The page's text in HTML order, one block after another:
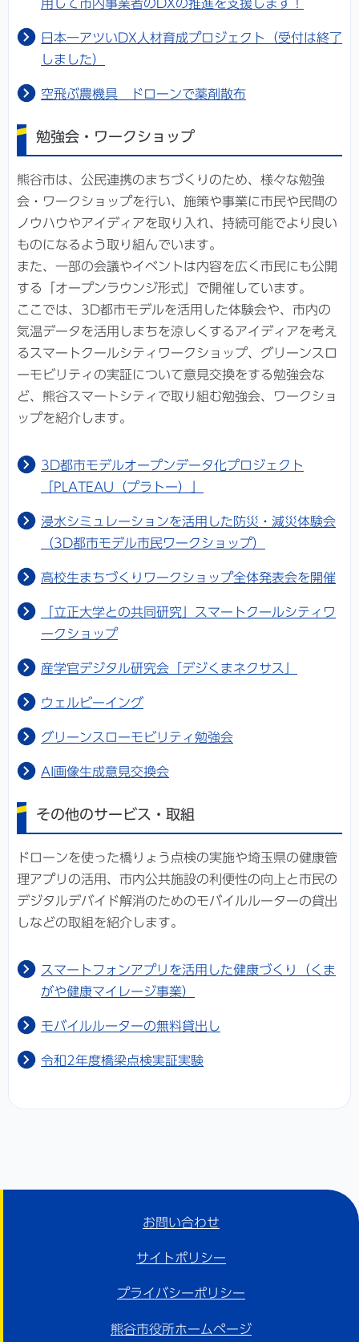
用して市内事業者のDXの推進を支援します！
日本一アツいDX人材育成プロジェクト（受付は終了
しました）
空飛ぶ農機具 ドローンで薬剤散布
勉強会・ワークショップ
熊谷市は、公民連携のまちづくりのため、様々な勉強
会・ワークショップを行い、施策や事業に市民や民間の
ノウハウやアイディアを取り入れ、持続可能でより良い
ものになるよう取り組んでいます。
また、一部の会議やイベントは内容を広く市民にも公開
する「オープンラウンジ形式」で開催しています。
ここでは、3D都市モデルを活用した体験会や、市内の
気温データを活用しまちを涼しくするアイディアを考え
るスマートクールシティワークショップ、グリーンスロ
ーモビリティの実証について意見交換をする勉強会な
ど、熊谷スマートシティで取り組む勉強会、ワークショ
ップを紹介します。
3D都市モデルオープンデータ化プロジェクト
「PLATEAU（プラトー）」
浸水シミュレーションを活用した防災・減災体験会
（3D都市モデル市民ワークショップ）
高校生まちづくりワークショップ全体発表会を開催
「立正大学との共同研究」スマートクールシティワ
ークショップ
産学官デジタル研究会「デジくまネクサス」
ウェルビーイング
グリーンスローモビリティ勉強会
AI画像生成意見交換会
その他のサービス・取組
ドローンを使った橋りょう点検の実施や埼玉県の健康管
理アプリの活用、市内公共施設の利便性の向上と市民の
デジタルデバイド解消のためのモバイルルーターの貸出
しなどの取組を紹介します。
スマートフォンアプリを活用した健康づくり（くま
がや健康マイレージ事業）
モバイルルーターの無料貸出し
令和2年度橋梁点検実証実験
お問い合わせ
サイトポリシー
プライバシーポリシー
熊谷市役所ホームページ